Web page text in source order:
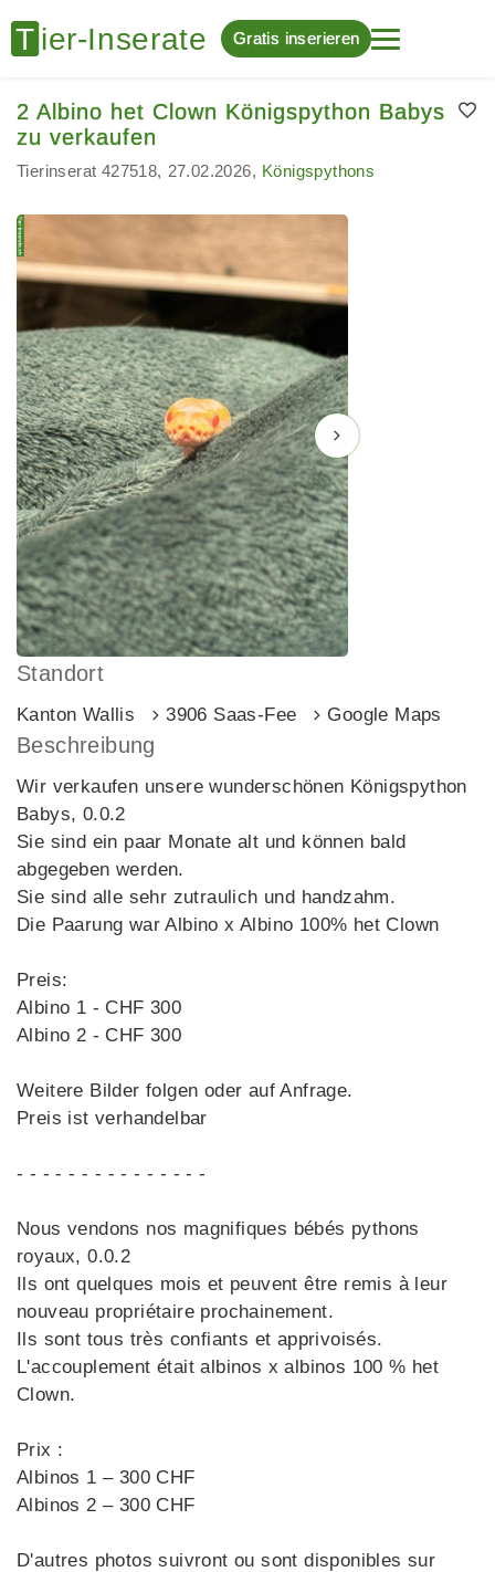
Gratis inserieren
2 Albino het Clown Königspython Babys
zu verkaufen
Tierinserat 427518 27.02.2026 Königspythons
Standort
Kanton Wallis 3906 Saas-Fee Google Maps
Beschreibung
Wir verkaufen unsere wunderschönen Königspython
Babys, 0.0.2
Sie sind ein paar Monate alt und können bald
abgegeben werden.
Sie sind alle sehr zutraulich und handzahm.
Die Paarung war Albino x Albino 100% het Clown
Preis:
Albino 1 - CHF 300
Albino 2 - CHF 300
Weitere Bilder folgen oder auf Anfrage.
Preis ist verhandelbar
- - - - - - - - - - - - - - -
Nous vendons nos magnifiques bébés pythons
royaux, 0.0.2
Ils ont quelques mois et peuvent être remis à leur
nouveau propriétaire prochainement.
Ils sont tous très confiants et apprivoisés.
L'accouplement était albinos x albinos 100 % het
Clown.
Prix :
Albinos 1 – 300 CHF
Albinos 2 – 300 CHF
D'autres photos suivront ou sont disponibles sur